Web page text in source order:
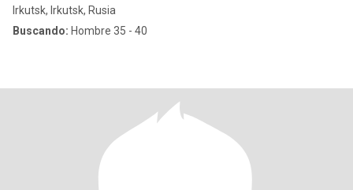
Irkutsk, Irkutsk, Rusia
Buscando: Hombre 35 - 40